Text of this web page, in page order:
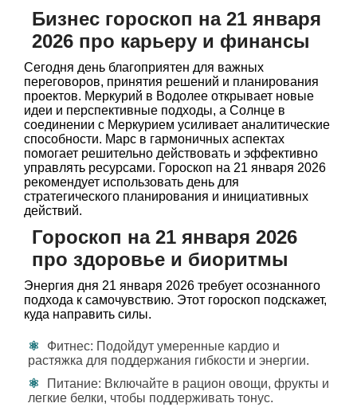
Бизнес гороскоп на 21 января
2026 про карьеру и финансы
Сегодня день благоприятен для важных
переговоров, принятия решений и планирования
проектов. Меркурий в Водолее открывает новые
идеи и перспективные подходы, а Солнце в
соединении с Меркурием усиливает аналитические
способности. Марс в гармоничных аспектах
помогает решительно действовать и эффективно
управлять ресурсами. Гороскоп на 21 января 2026
рекомендует использовать день для
стратегического планирования и инициативных
действий.
Гороскоп на 21 января 2026
про здоровье и биоритмы
Энергия дня 21 января 2026 требует осознанного
подхода к самочувствию. Этот гороскоп подскажет,
куда направить силы.
Фитнес: Подойдут умеренные кардио и
растяжка для поддержания гибкости и энергии.
Питание: Включайте в рацион овощи, фрукты и
легкие белки, чтобы поддерживать тонус.